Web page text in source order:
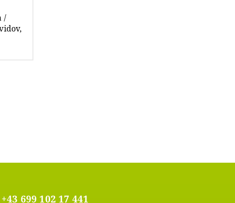
/
+43 699 102 17 441